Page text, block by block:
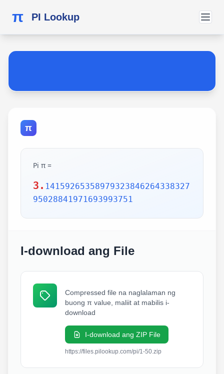
π PI Lookup
π
Pi π =
3. 14159265358979323846264338327
95028841971693993751
I-download ang File
Compressed file na naglalaman ng
buong π value, maliit at mabilis i-
download
I-download ang ZIP File
https://files.pilookup.com/pi/1-50.zip